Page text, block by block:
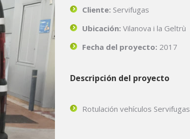
Cliente: Servifugas
Ubicación: Vilanova i la Geltrù
Fecha del proyecto: 2017
Descripción del proyecto
Rotulación vehículos Servifugas